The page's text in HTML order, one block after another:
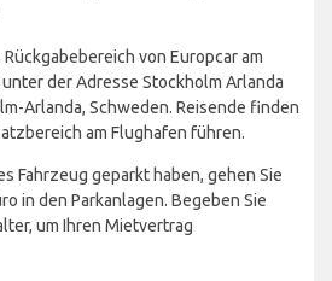
von Europcar am
der Adresse Stockholm Arlanda
Arlanda, Schweden. Reisende finden
am Flughafen führen.
Fahrzeug geparkt haben, gehen Sie
in den Parkanlagen. Begeben Sie
um Ihren Mietvertrag